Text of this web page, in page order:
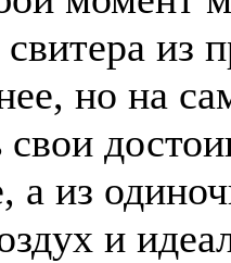
из
но на
свои
а из
и